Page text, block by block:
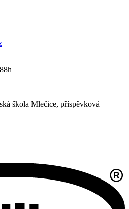
škola Mlečice, příspěvková